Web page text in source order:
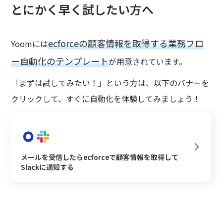
とにかく早く試したい方へ
Yoomにはecforceの顧客情報を取得する業務フロ
ー自動化のテンプレートが用意されています。
「まずは試してみたい！」という方は、以下のバナーを
クリックして、すぐに自動化を体験してみましょう！
メールを受信したらecforceで顧客情報を取得して
Slackに通知する